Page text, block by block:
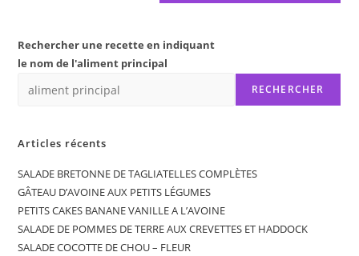
Rechercher une recette en indiquant
le nom de l'aliment principal
RECHERCHER
Articles récents
SALADE BRETONNE DE TAGLIATELLES COMPLÈTES
GÂTEAU D’AVOINE AUX PETITS LÉGUMES
PETITS CAKES BANANE VANILLE A L’AVOINE
SALADE DE POMMES DE TERRE AUX CREVETTES ET HADDOCK
SALADE COCOTTE DE CHOU – FLEUR